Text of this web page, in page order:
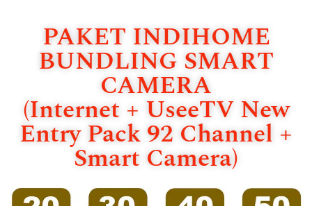
PAKET INDIHOME
BUNDLING SMART
CAMERA
(Internet + UseeTV New
Entry Pack 92 Channel +
Smart Camera)